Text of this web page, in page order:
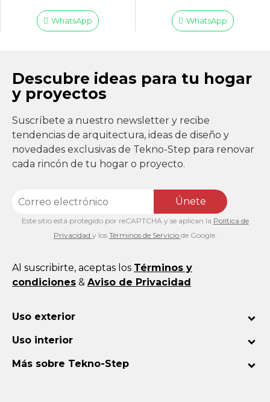
WhatsApp WhatsApp
Descubre ideas para tu hogar
y proyectos
Suscríbete a nuestro newsletter y recibe
tendencias de arquitectura, ideas de diseño y
novedades exclusivas de Tekno-Step para renovar
cada rincón de tu hogar o proyecto.
Únete
Este sitio está protegido por reCAPTCHA y se aplican la Política de
Privacidad y los Términos de Servicio de Google.
Al suscribirte, aceptas los Términos y
condiciones & Aviso de Privacidad
Uso exterior
Uso interior
Más sobre Tekno-Step